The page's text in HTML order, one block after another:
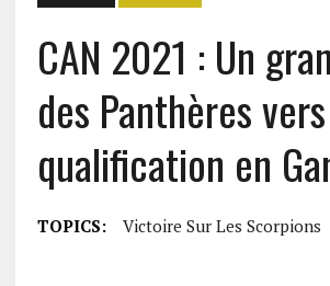
CAN 2021 : Un
des Panthères
qualification en
TOPICS: Victoire Sur Les Scorpions